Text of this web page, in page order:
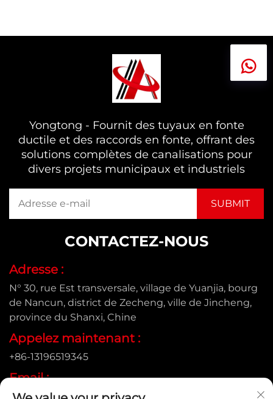
Yongtong - Fournit des tuyaux en fonte
ductile et des raccords en fonte, offrant des
solutions complètes de canalisations pour
divers projets municipaux et industriels
CONTACTEZ-NOUS
Adresse :
N° 30, rue Est transversale, village de Yuanjia, bourg
de Nancun, district de Zecheng, ville de Jincheng,
province du Shanxi, Chine
Appelez maintenant :
+86-13196519345
Email :
[email protected]